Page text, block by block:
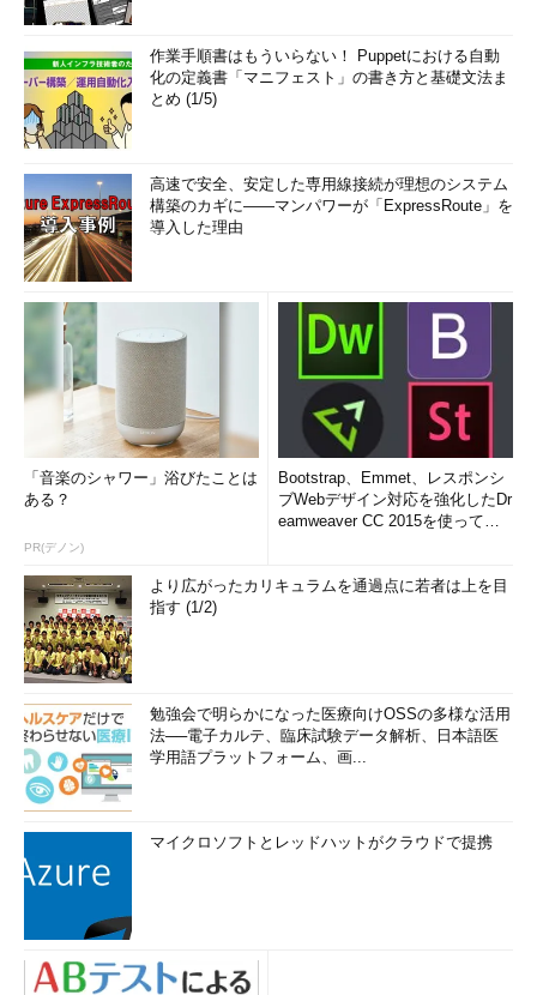
作業手順書はもういらない！ Puppetにおける自動
化の定義書「マニフェスト」の書き方と基礎文法ま
とめ (1/5)
高速で安全、安定した専用線接続が理想のシステム
構築のカギに――マンパワーが「ExpressRoute」を
導入した理由
「音楽のシャワー」浴びたことは
ある？
PR(デノン)
Bootstrap、Emmet、レスポンシ
ブWebデザイン対応を強化したDr
eamweaver CC 2015を使って
より広がったカリキュラムを通過点に若者は上を目
指す (1/2)
勉強会で明らかになった医療向けOSSの多様な活用
法──電子カルテ、臨床試験データ解析、日本語医
学用語プラットフォーム、画...
マイクロソフトとレッドハットがクラウドで提携